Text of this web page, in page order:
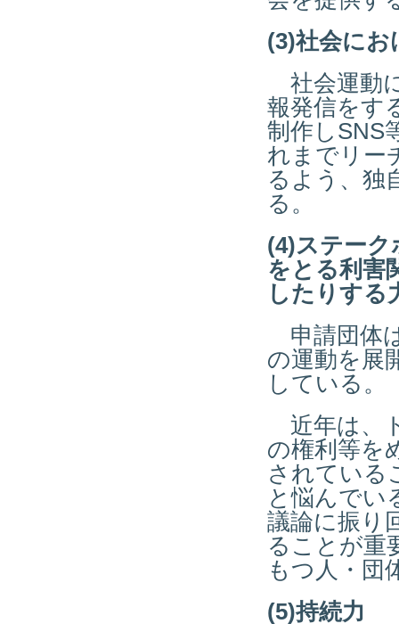
(3)社会にお
社会運動
報発信をす
制作しSNS
れまでリー
るよう、独
る。
(4)ステーク
をとる利害
したりする
申請団体
の運動を展
している。
近年は、
の権利等を
されている
と悩んでい
議論に振り
ることが重
もつ人・団
(5)持続力